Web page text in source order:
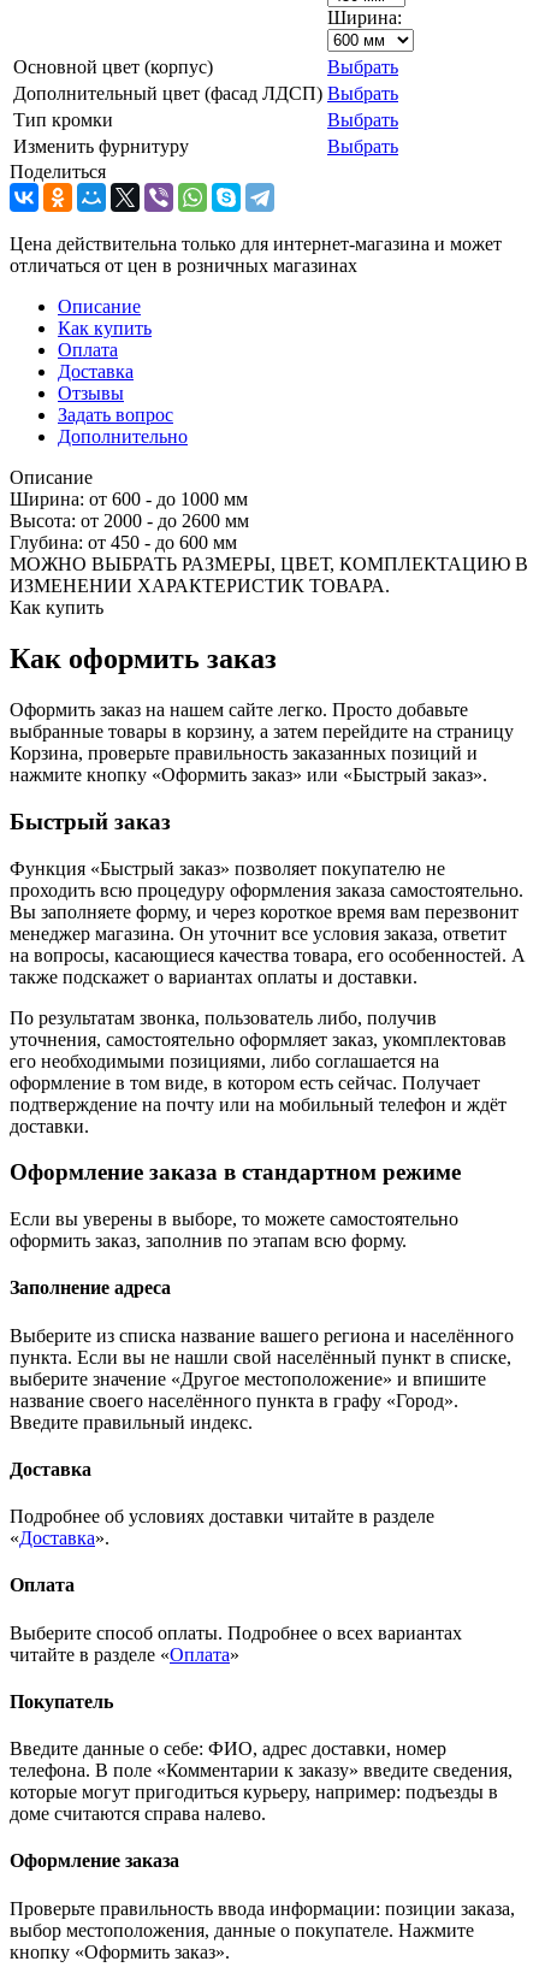
Ширина:
Основной цвет (корпус)
Выбрать
Дополнительный цвет (фасад ЛДСП) Выбрать
Тип кромки
Выбрать
Изменить фурнитуру
Выбрать
Поделиться
Цена действительна только для интернет-магазина и может
отличаться от цен в розничных магазинах
Описание
Как купить
Оплата
Доставка
Отзывы
Задать вопрос
Дополнительно
Описание
Ширина: от 600 - до 1000 мм
Высота: от 2000 - до 2600 мм
Глубина: от 450 - до 600 мм
МОЖНО ВЫБРАТЬ РАЗМЕРЫ, ЦВЕТ, КОМПЛЕКТАЦИЮ В
ИЗМЕНЕНИИ ХАРАКТЕРИСТИК ТОВАРА.
Как купить
Как оформить заказ
Оформить заказ на нашем сайте легко. Просто добавьте
выбранные товары в корзину, а затем перейдите на страницу
Корзина, проверьте правильность заказанных позиций и
нажмите кнопку «Оформить заказ» или «Быстрый заказ».
Быстрый заказ
Функция «Быстрый заказ» позволяет покупателю не
проходить всю процедуру оформления заказа самостоятельно.
Вы заполняете форму, и через короткое время вам перезвонит
менеджер магазина. Он уточнит все условия заказа, ответит
на вопросы, касающиеся качества товара, его особенностей. А
также подскажет о вариантах оплаты и доставки.
По результатам звонка, пользователь либо, получив
уточнения, самостоятельно оформляет заказ, укомплектовав
его необходимыми позициями, либо соглашается на
оформление в том виде, в котором есть сейчас. Получает
подтверждение на почту или на мобильный телефон и ждёт
доставки.
Оформление заказа в стандартном режиме
Если вы уверены в выборе, то можете самостоятельно
оформить заказ, заполнив по этапам всю форму.
Заполнение адреса
Выберите из списка название вашего региона и населённого
пункта. Если вы не нашли свой населённый пункт в списке,
выберите значение «Другое местоположение» и впишите
название своего населённого пункта в графу «Город».
Введите правильный индекс.
Доставка
Подробнее об условиях доставки читайте в разделе
«Доставка».
Оплата
Выберите способ оплаты. Подробнее о всех вариантах
читайте в разделе «Оплата»
Покупатель
Введите данные о себе: ФИО, адрес доставки, номер
телефона. В поле «Комментарии к заказу» введите сведения,
которые могут пригодиться курьеру, например: подъезды в
доме считаются справа налево.
Оформление заказа
Проверьте правильность ввода информации: позиции заказа,
выбор местоположения, данные о покупателе. Нажмите
кнопку «Оформить заказ».